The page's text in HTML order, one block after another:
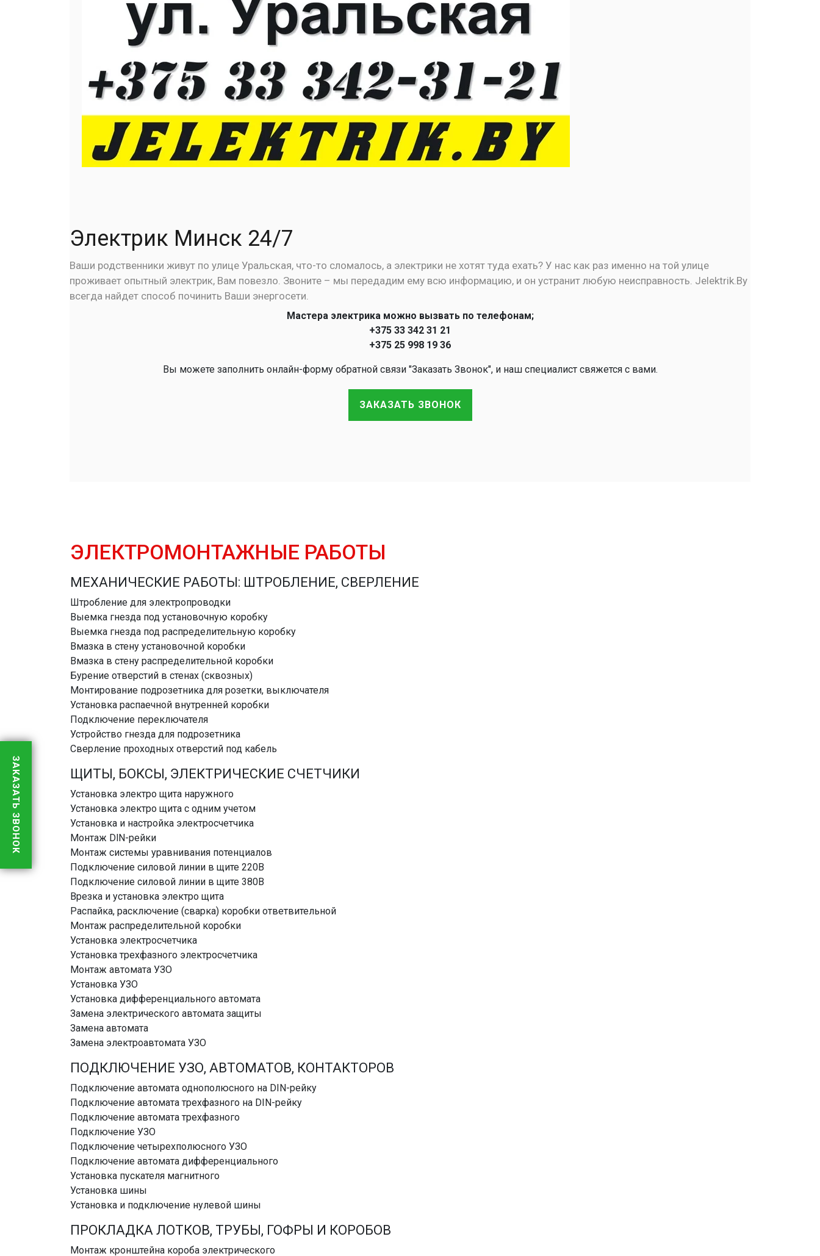
Электрик Минск 24/7
Ваши родственники живут по улице Уральская, что-то сломалось, а электрики не хотят туда ехать? У нас как раз именно на той улице
проживает опытный электрик, Вам повезло. Звоните – мы передадим ему всю информацию, и он устранит любую неисправность. Jelektrik.By
всегда найдет способ починить Ваши энергосети.
Мастера электрика можно вызвать по телефонам;
+375 33 342 31 21
+375 25 998 19 36
Вы можете заполнить онлайн-форму обратной связи "Заказать Звонок", и наш специалист свяжется с вами.
ЗАКАЗАТЬ ЗВОНОК
ЭЛЕКТРОМОНТАЖНЫЕ РАБОТЫ
МЕХАНИЧЕСКИЕ РАБОТЫ: ШТРОБЛЕНИЕ, СВЕРЛЕНИЕ
Штробление для электропроводки
Выемка гнезда под установочную коробку
Выемка гнезда под распределительную коробку
Вмазка в стену установочной коробки
Вмазка в стену распределительной коробки
Бурение отверстий в стенах (сквозных)
Монтирование подрозетника для розетки, выключателя
Установка распаечной внутренней коробки
Подключение переключателя
Устройство гнезда для подрозетника
Сверление проходных отверстий под кабель
ЩИТЫ, БОКСЫ, ЭЛЕКТРИЧЕСКИЕ СЧЕТЧИКИ
Установка электро щита наружного
Установка электро щита с одним учетом
Установка и настройка электросчетчика
Монтаж DlN-рейки
Монтаж системы уравнивания потенциалов
Подключение силовой линии в щите 220В
Подключение силовой линии в щите 380В
Врезка и установка электро щита
Распайка, расключение (сварка) коробки ответвительной
Монтаж распределительной коробки
Установка электросчетчика
Установка трехфазного электросчетчика
Монтаж автомата УЗО
Установка УЗО
Установка дифференциального автомата
Замена электрического автомата защиты
Замена автомата
Замена электроавтомата УЗО
ПОДКЛЮЧЕНИЕ УЗО, АВТОМАТОВ, КОНТАКТОРОВ
Подключение автомата однополюсного на DIN-рейку
Подключение автомата трехфазного на DIN-рейку
Подключение автомата трехфазного
Подключение УЗО
Подключение четырехполюсного УЗО
Подключение автомата дифференциального
Установка пускателя магнитного
Установка шины
Установка и подключение нулевой шины
ПРОКЛАДКА ЛОТКОВ, ТРУБЫ, ГОФРЫ И КОРОБОВ
Монтаж кронштейна короба электрического
ЗАКАЗАТЬ ЗВОНОК